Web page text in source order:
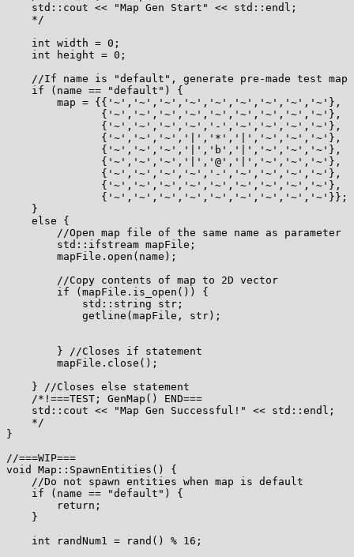
    std::cout << "Map Gen Start" << std::endl;
    */
    int width = 0;
    int height = 0;
    //If name is "default", generate pre-made test map
    if (name == "default") {
        map = {{'~','~','~','~','~','~','~','~','~'},
               {'~','~','~','~','~','~','~','~','~'},
               {'~','~','~','~','-','~','~','~','~'},
               {'~','~','~','|','*','|','~','~','~'},
               {'~','~','~','|','b','|','~','~','~'},
               {'~','~','~','|','@','|','~','~','~'},
               {'~','~','~','~','-','~','~','~','~'},
               {'~','~','~','~','~','~','~','~','~'},
               {'~','~','~','~','~','~','~','~','~'}};
    }
    else {
        //Open map file of the same name as parameter
        std::ifstream mapFile;
        mapFile.open(name);
        //Copy contents of map to 2D vector
        if (mapFile.is_open()) {
            std::string str;
            getline(mapFile, str);
        } //Closes if statement
        mapFile.close();
    } //Closes else statement
    /*!===TEST; GenMap() END===
    std::cout << "Map Gen Successful!" << std::endl;
    */
}
//===WIP===
void Map::SpawnEntities() {
    //Do not spawn entities when map is default
    if (name == "default") {
        return;
    }
    int randNum1 = rand() % 16;